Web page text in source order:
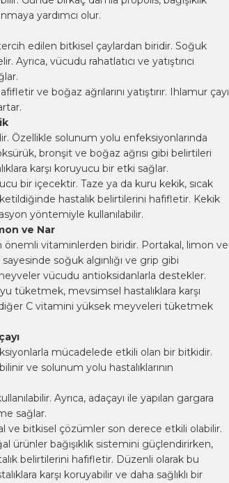
yardımcı olur.
edilen bitkisel çaylardan biridir. Soğuk
Ayrıca, vücudu rahatlatıcı ve yatıştırıcı
ve boğaz ağrılarını yatıştırır. Ihlamur çayı
Özellikle solunum yolu enfeksiyonlarında
bronşit ve boğaz ağrısı gibi belirtileri
karşı koruyucu bir etki sağlar.
bir içecektir. Taze ya da kuru kekik, sıcak
hastalık belirtilerini hafifletir. Kekik
yöntemiyle kullanılabilir.
ve Nar
önemli vitaminlerden biridir. Portakal, limon ve
soğuk algınlığı ve grip gibi
vücudu antioksidanlarla destekler.
tüketmek, mevsimsel hastalıklara karşı
C vitamini yüksek meyveleri tüketmek
mücadelede etkili olan bir bitkidir.
ve solunum yolu hastalıklarının
Ayrıca, adaçayı ile yapılan gargara
sağlar.
ve bitkisel çözümler son derece etkili olabilir.
ürünler bağışıklık sistemini güçlendirirken,
belirtilerini hafifletir. Düzenli olarak bu
karşı koruyabilir ve daha sağlıklı bir